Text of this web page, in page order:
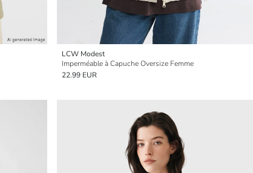
LCW Modest
Imperméable à Capuche Oversize Femme
22.99 EUR